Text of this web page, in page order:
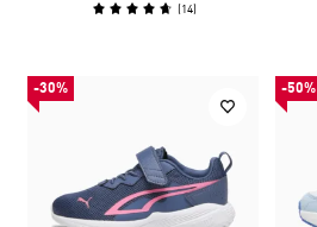
(14)
-30% -50%